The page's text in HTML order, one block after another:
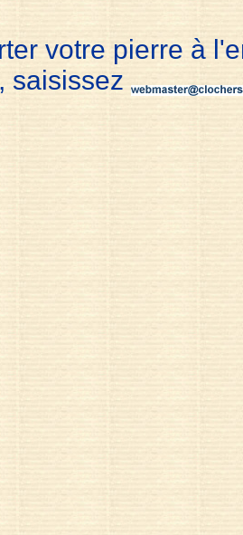
votre pierre à
saisissez